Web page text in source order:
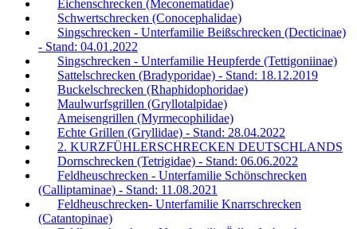
Eichenschrecken (Meconematidae)
Schwertschrecken (Conocephalidae)
Singschrecken - Unterfamilie Beißschrecken (Decticinae)
- Stand: 04.01.2022
Singschrecken - Unterfamilie Heupferde (Tettigoniinae)
Sattelschrecken (Bradyporidae) - Stand: 18.12.2019
Buckelschrecken (Rhaphidophoridae)
Maulwurfsgrillen (Gryllotalpidae)
Ameisengrillen (Myrmecophilidae)
Echte Grillen (Gryllidae) - Stand: 28.04.2022
2. KURZFÜHLERSCHRECKEN DEUTSCHLANDS
Dornschrecken (Tetrigidae) - Stand: 06.06.2022
Feldheuschrecken - Unterfamilie Schönschrecken
(Calliptaminae) - Stand: 11.08.2021
Feldheuschrecken- Unterfamilie Knarrschrecken
(Catantopinae)